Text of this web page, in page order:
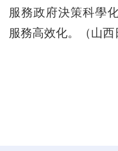
服務政府決策科學
服務高效化。（山西